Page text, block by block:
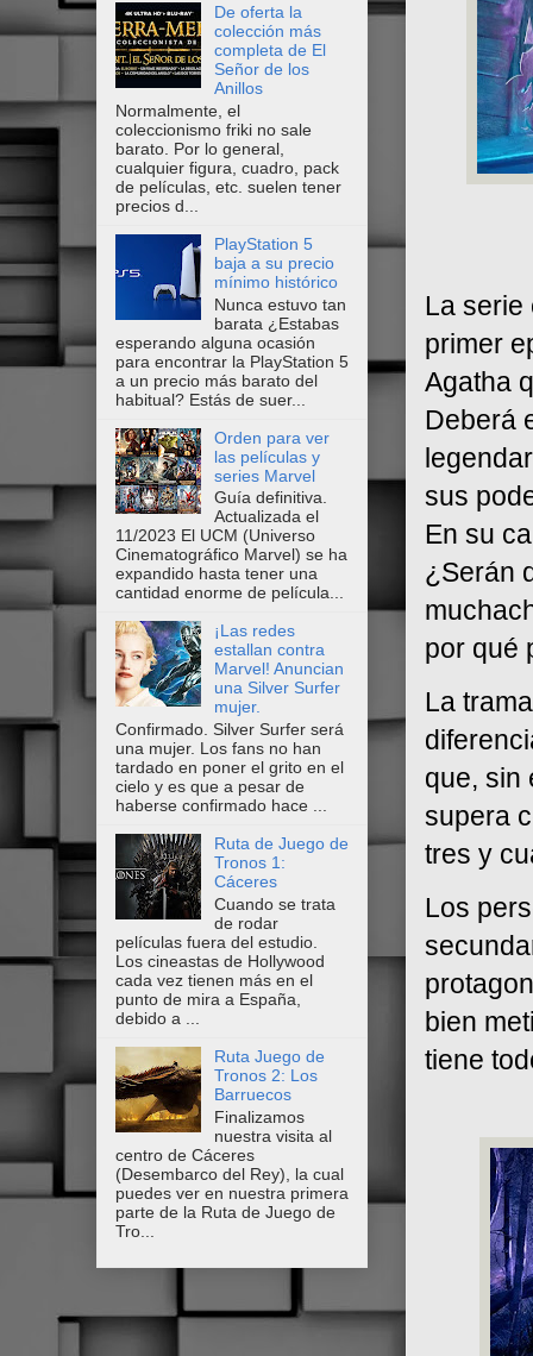
La serie
primer
Agatha
Deberá
sus
En su
¿Serán
por qué
La
que, sin
supera
tres y
Los
bien
tiene
De oferta la
colección más
completa de El
Señor de los
Anillos
Normalmente, el
coleccionismo friki no sale
barato. Por lo general,
cualquier figura, cuadro, pack
de películas, etc. suelen tener
precios d...
PlayStation 5
baja a su precio
mínimo histórico
Nunca estuvo tan
barata ¿Estabas
esperando alguna ocasión
para encontrar la PlayStation 5
a un precio más barato del
habitual? Estás de suer...
Orden para ver
las películas y
series Marvel
Guía definitiva.
Actualizada el
11/2023 El UCM (Universo
Cinematográfico Marvel) se ha
expandido hasta tener una
cantidad enorme de película...
¡Las redes
estallan contra
Marvel! Anuncian
una Silver Surfer
mujer.
Confirmado. Silver Surfer será
una mujer. Los fans no han
tardado en poner el grito en el
cielo y es que a pesar de
haberse confirmado hace ...
Ruta de Juego de
Tronos 1:
Cáceres
Cuando se trata
de rodar
películas fuera del estudio.
Los cineastas de Hollywood
cada vez tienen más en el
punto de mira a España,
debido a ...
Ruta Juego de
Tronos 2: Los
Barruecos
Finalizamos
nuestra visita al
centro de Cáceres
(Desembarco del Rey), la cual
puedes ver en nuestra primera
parte de la Ruta de Juego de
Tro...